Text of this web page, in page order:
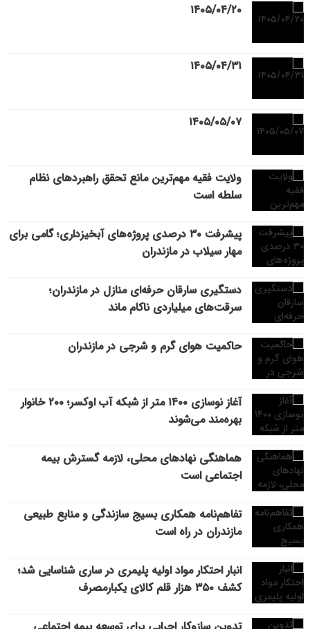
۱۴۰۵/۰۴/۲۰
۱۴۰۵/۰۴/۳۱
۱۴۰۵/۰۵/۰۷
ولایت فقیه مهم‌ترین مانع تحقق راهبردهای نظام
سلطه است
پیشرفت ۳۰ درصدی پروژه‌های آبخیزداری؛ گامی برای
مهار سیلاب در مازندران
دستگیری سارقان حرفه‌ای منازل در مازندران؛
سرقت‌های میلیاردی ناکام ماند
حاکمیت هوای گرم و شرجی در مازندران
آغاز نوسازی ۱۴۰۰ متر از شبکه آب اوکسر؛ ۲۰۰ خانوار
بهره‌مند می‌شوند
هماهنگی نهادهای محلی، لازمه گسترش بیمه
اجتماعی است
تفاهم‌نامه همکاری بسیج سازندگی و منابع طبیعی
مازندران در راه است
انبار احتکار مواد اولیه پلیمری در ساری شناسایی شد؛
کشف ۳۵۰ هزار قلم کالای یکبارمصرف